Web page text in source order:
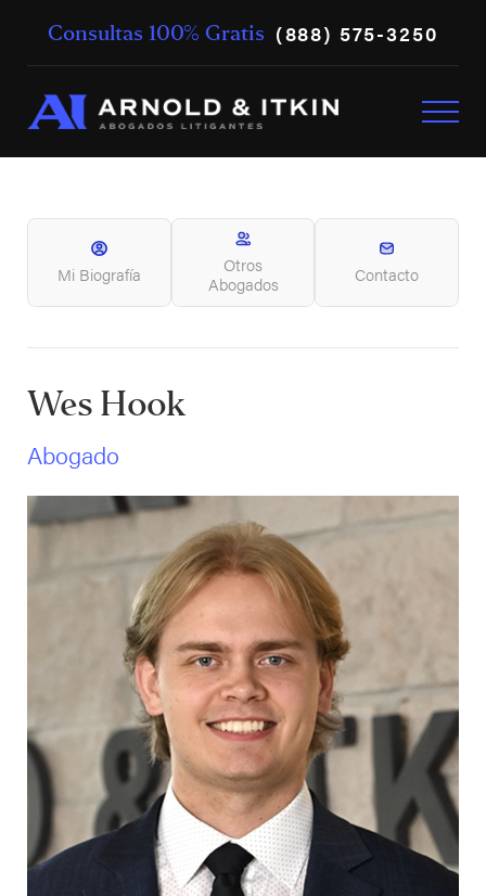
Consultas 100% Gratis (888) 575-3250
Mi Biografía
Otros
Abogados
Contacto
Wes Hook
Abogado